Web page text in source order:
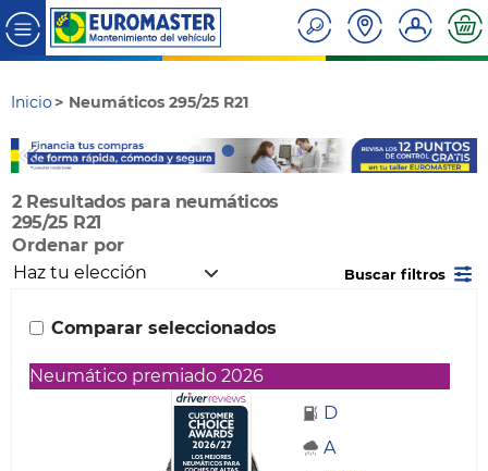
Inicio Neumáticos 295/25 R21
2 Resultados para neumáticos
295/25 R21
Ordenar por
Buscar filtros
Comparar seleccionados
Neumático premiado 2026
D
A